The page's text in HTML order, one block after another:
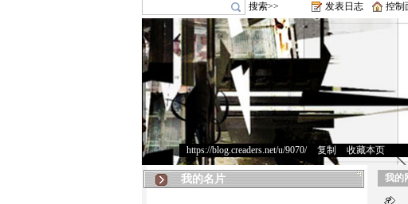
搜索>> 发表日志 控制
https://blog.creaders.net/u/9070/> 复制 收藏本页
我的名片 我的